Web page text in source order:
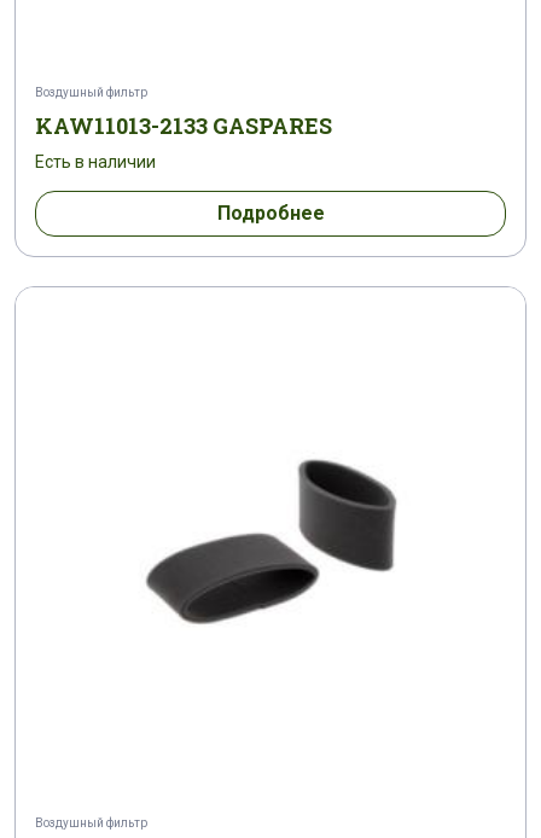
Воздушный фильтр
KAW11013-2133 GASPARES
Есть в наличии
Подробнее
Воздушный фильтр